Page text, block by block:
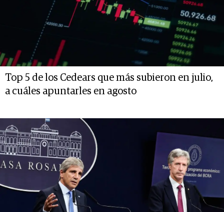
Top 5 de los Cedears que más subieron en julio,
a cuáles apuntarles en agosto